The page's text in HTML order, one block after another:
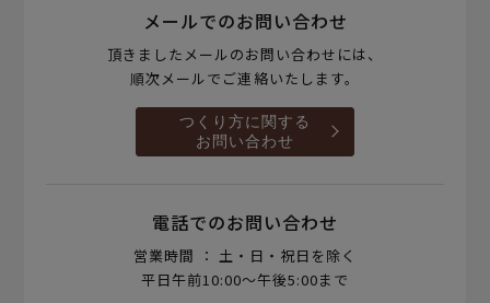
メールでのお問い合わせ
頂きましたメールのお問い合わせには、
順次メールでご連絡いたします。
つくり方に関する
お問い合わせ
電話でのお問い合わせ
営業時間 ： 土・日・祝日を除く
平日午前10:00～午後5:00まで